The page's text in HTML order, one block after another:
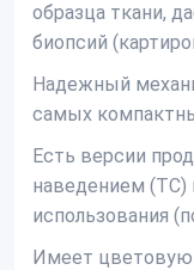
образца ткани,
биопсий
Надежный
самых
Есть версии
наведением (ТС)
использования
Имеет цветовую